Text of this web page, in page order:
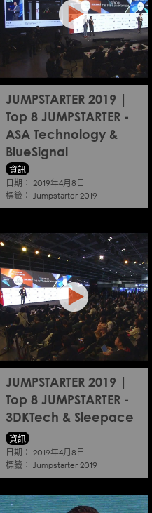
JUMPSTARTER 2019 |
Top 8 JUMPSTARTER -
ASA Technology &
BlueSignal
資訊
日期： 2019年4月8日
標籤： Jumpstarter 2019
JUMPSTARTER 2019 |
Top 8 JUMPSTARTER -
3DKTech & Sleepace
資訊
日期： 2019年4月8日
標籤： Jumpstarter 2019